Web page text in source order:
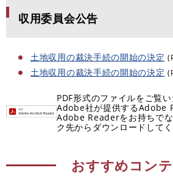
収用委員会公告
土地収用の裁決手続の開始の決定
土地収用の裁決手続の開始の決定
PDF形式のファイルをご覧い
Adobe社が提供するAdobe
Adobe Readerをお持ちで
ク先からダウンロードして
おすすめコン